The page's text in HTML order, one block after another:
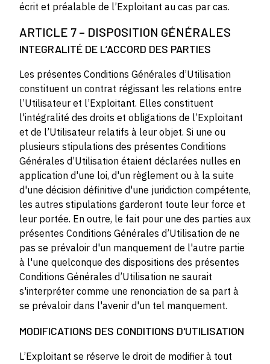
écrit et préalable de l’Exploitant au cas par cas.
ARTICLE 7 – DISPOSITION GÉNÉRALES
INTEGRALITÉ DE L’ACCORD DES PARTIES
Les présentes Conditions Générales d’Utilisation
constituent un contrat régissant les relations entre
l’Utilisateur et l’Exploitant. Elles constituent
l'intégralité des droits et obligations de l’Exploitant
et de l’Utilisateur relatifs à leur objet. Si une ou
plusieurs stipulations des présentes Conditions
Générales d’Utilisation étaient déclarées nulles en
application d'une loi, d'un règlement ou à la suite
d'une décision définitive d'une juridiction compétente,
les autres stipulations garderont toute leur force et
leur portée. En outre, le fait pour une des parties aux
présentes Conditions Générales d’Utilisation de ne
pas se prévaloir d'un manquement de l'autre partie
à l'une quelconque des dispositions des présentes
Conditions Générales d’Utilisation ne saurait
s'interpréter comme une renonciation de sa part à
se prévaloir dans l'avenir d'un tel manquement.
MODIFICATIONS DES CONDITIONS D'UTILISATION
L’Exploitant se réserve le droit de modifier à tout